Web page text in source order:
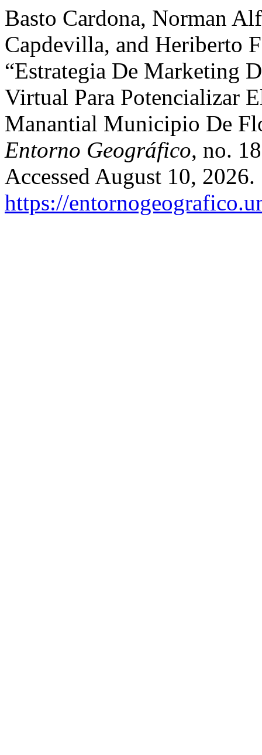
Basto Cardona, Norman
Capdevilla, and Heriberto
“Estrategia De Marketing
Virtual Para Potencializar
Manantial Municipio De
Entorno Geográfico, no.
Accessed August 10, 2026.
https://